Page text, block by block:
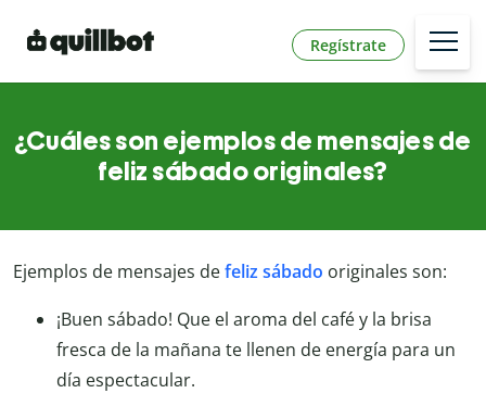
Regístrate
¿Cuáles son ejemplos de mensajes de
feliz sábado originales?
Ejemplos de mensajes defeliz sábado originales son:
¡Buen sábado! Que el aroma del café y la brisa
fresca de la mañana te llenen de energía para un
día espectacular.